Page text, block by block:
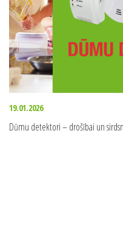
19.01.2026
Dūmu detektori – drošībai un